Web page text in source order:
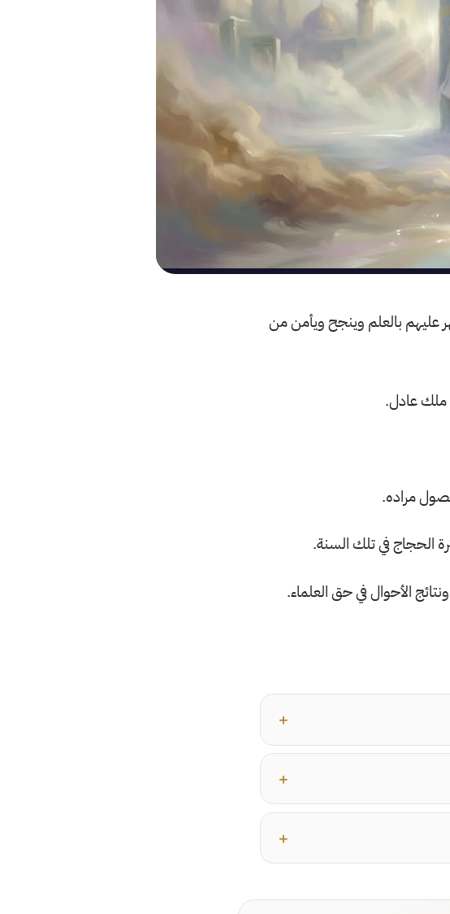
عليهم بالعلم وينجح ويأمن من
ملك عادل.
مراده.
الحجاج في تلك السنة.
الأحوال في حق العلماء.